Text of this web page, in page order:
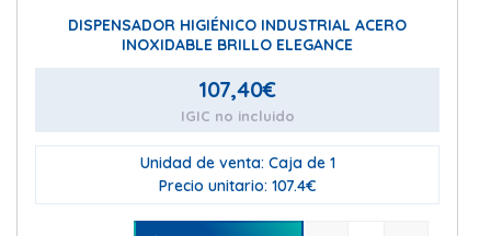
DISPENSADOR HIGIÉNICO INDUSTRIAL ACERO
INOXIDABLE BRILLO ELEGANCE
107,40€
IGIC no incluido
Unidad de venta: Caja de 1
Precio unitario: 107.4€